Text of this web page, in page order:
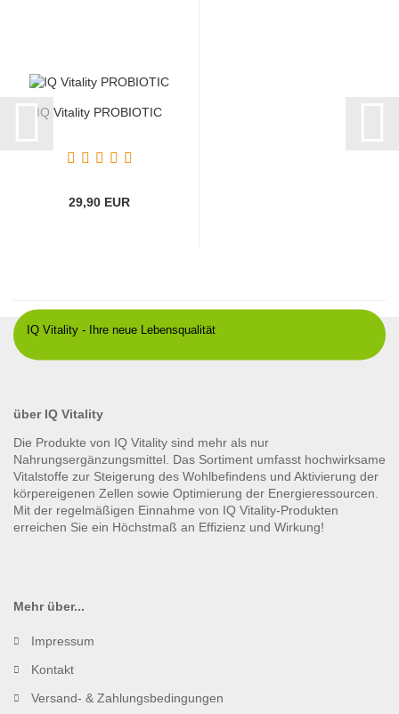
IQ Vitality PROBIOTIC
29,90 EUR
IQ Vitality - Ihre neue Lebensqualität
über IQ Vitality
Mehr über...
Impressum
Kontakt
Versand- & Zahlungsbedingungen